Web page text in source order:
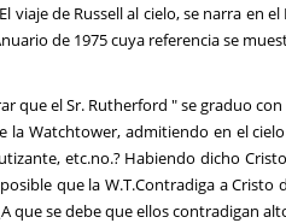
viaje de Russell al cielo, se narra en
de 1975 cuya referencia se
que el Sr. Rutherford " se graduo
la Watchtower, admitiendo en el
etc.no.? Habiendo dicho
que la W.T.Contradiga a Cristo
que se debe que ellos contradigan